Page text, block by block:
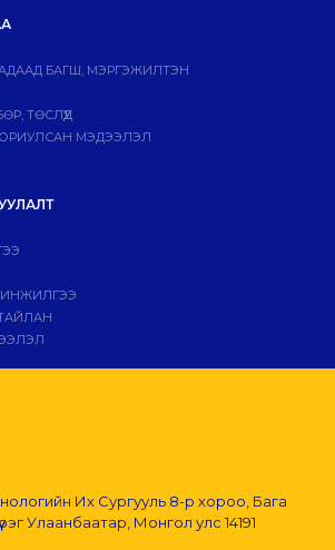
БАГШ, МЭРГЭЖИЛТЭН
ТӨСЛҮҮД
МЭДЭЭЛЭЛ
Их Сургууль 8-р хороо, Бага
Улаанбаатар, Монгол улс 14191